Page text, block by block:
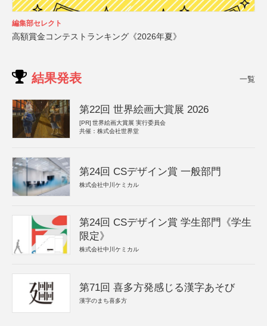
編集部セレクト
高額賞金コンテストランキング《2026年夏》
結果発表 一覧
第22回 世界絵画大賞展 2026
[PR] 世界絵画大賞展 実行委員会
共催：株式会社世界堂
第24回 CSデザイン賞 一般部門
株式会社中川ケミカル
第24回 CSデザイン賞 学生部門《学生
限定》
株式会社中川ケミカル
第71回 喜多方発感じる漢字あそび
漢字のまち喜多方